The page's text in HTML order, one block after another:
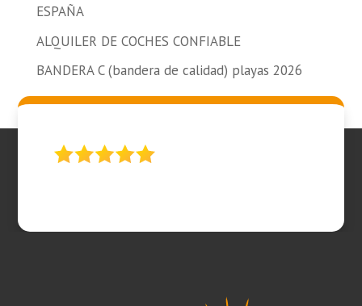
ESPAÑA
ALQUILER DE COCHES CONFIABLE
BANDERA C (bandera de calidad) playas 2026